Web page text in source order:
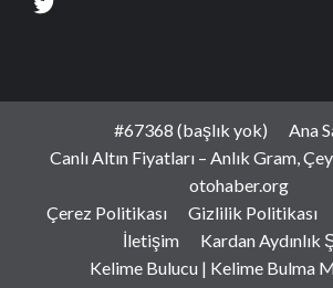
#67368 (başlık yok)
Ana
Canlı Altın Fiyatları – Anlık Gram,
otohaber.org
Çerez Politikası
Gizlilik Politikası
İletişim
Kardan Aydınlık
Kelime Bulucu | Kelime Bulma